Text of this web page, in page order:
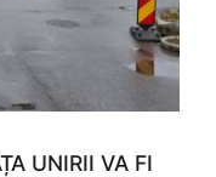
UNIRII VA FI